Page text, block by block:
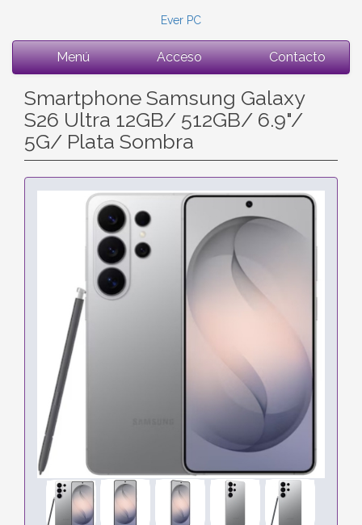
Ever PC
Menú Acceso Contacto
Smartphone Samsung Galaxy
S26 Ultra 12GB/ 512GB/ 6.9"/
5G/ Plata Sombra